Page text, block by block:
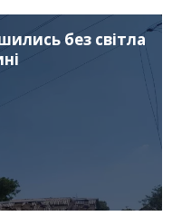
без світла